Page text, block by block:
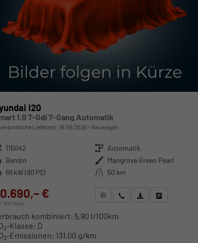
i20
1.0 T-Gdi 7-Gang Automatik
Lieferzeit: 16.09.2026 Neuwagen
115042 Getriebe Automatik
Benzin Außenfarbe Mangrove Green Pearl
66 kW (90 PS) Kilometerstand 50 km
€
19% MwSt.
WhatsApp anfragen
Wir rufen Sie anFahrzeugexposé (PDF)
kombiniert: 5,90 l/100km
2-Klasse: D
2-Emissionen: 131,00 g/km